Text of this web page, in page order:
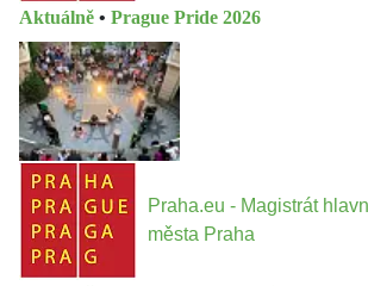
Aktuálně • Prague Pride 2026
Praha.eu - Magistrát
města Praha